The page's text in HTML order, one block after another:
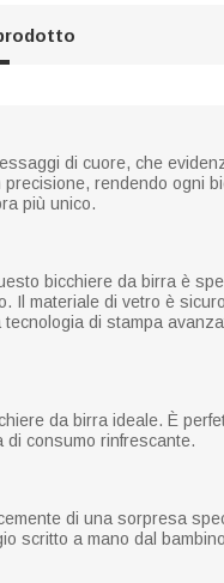
di cuore, che
rendendo ogni
più unico.
bicchiere da birra è
Il materiale di vetro è
di stampa
da birra ideale. È
consumo rinfrescante.
di una sorpresa
scritto a mano dal